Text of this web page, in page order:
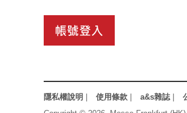
隱私權說明 使用條款 a&s雜誌|